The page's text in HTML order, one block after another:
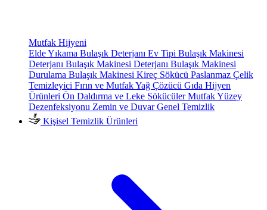
Mutfak Hijyeni
Elde Yıkama Bulaşık Deterjanı Ev Tipi Bulaşık Makinesi
Deterjanı Bulaşık Makinesi Deterjanı Bulaşık Makinesi
Durulama Bulaşık Makinesi Kireç Sökücü Paslanmaz Çelik
Temizleyici Fırın ve Mutfak Yağ Çözücü Gıda Hijyen
Ürünleri Ön Daldırma ve Leke SökücülerMutfak Yüzey
Dezenfeksiyonu Zemin ve Duvar Genel Temizlik
Kişisel Temizlik Ürünleri